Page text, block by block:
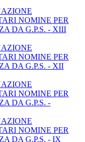
NOMINE PER
DA G.P.S. - XIII
NOMINE PER
DA G.P.S. - XII
NOMINE PER
DA G.P.S. -
NOMINE PER
DA G.P.S. - IX